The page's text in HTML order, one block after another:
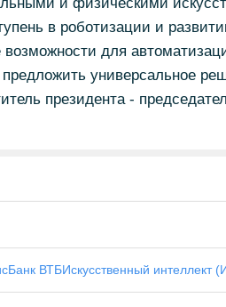
в роботизации и
возможности для
предложить универсальное
президента -
Банк ВТБИскусственный интеллект